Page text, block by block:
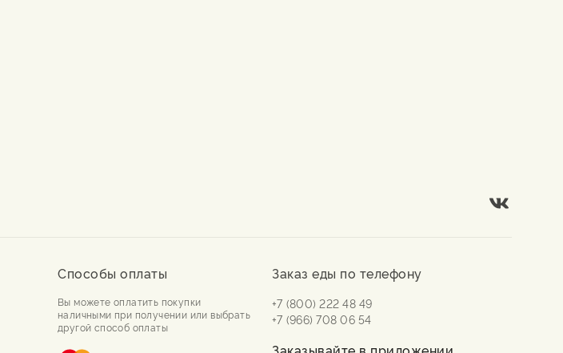
Способы оплаты
Вы можете оплатить покупки
наличными при получении или выбрать
другой способ оплаты
Заказ еды по телефону
+7 (800) 222 48 49
+7 (966) 708 06 54